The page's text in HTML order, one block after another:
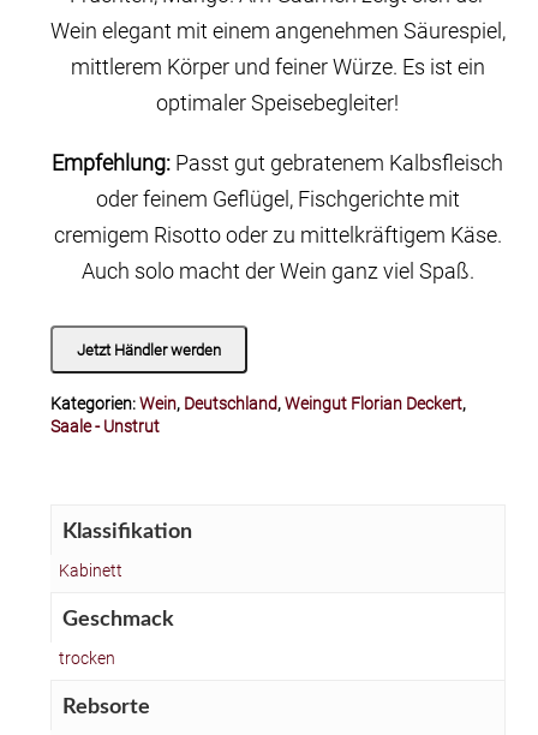
Wein elegant mit einem angenehmen Säurespiel,
mittlerem Körper und feiner Würze. Es ist ein
optimaler Speisebegleiter!
Empfehlung: Passt gut gebratenem Kalbsfleisch
oder feinem Geflügel, Fischgerichte mit
cremigem Risotto oder zu mittelkräftigem Käse.
Auch solo macht der Wein ganz viel Spaß.
Jetzt Händler werden
Kategorien:Wein, Deutschland,Weingut Florian Deckert,
Saale - Unstrut
Klassifikation
Kabinett
Geschmack
trocken
Rebsorte